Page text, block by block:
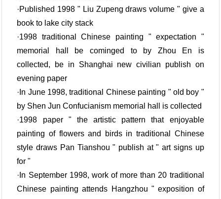
·Published 1998 " Liu Zupeng draws volume " give a
book to lake city stack
·1998 traditional Chinese painting " expectation "
memorial hall be cominged to by Zhou En is
collected, be in Shanghai new civilian publish on
evening paper
·In June 1998, traditional Chinese painting " old boy "
by Shen Jun Confucianism memorial hall is collected
·1998 paper " the artistic pattern that enjoyable
painting of flowers and birds in traditional Chinese
style draws Pan Tianshou " publish at " art signs up
for "
·In September 1998, work of more than 20 traditional
Chinese painting attends Hangzhou " exposition of